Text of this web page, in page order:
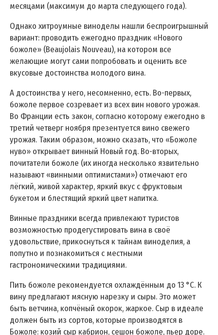
месяцами (максимум до марта следующего года).
Однако хитроумные виноделы нашли беспроигрышный
вариант: проводить ежегодно праздник «Нового
божоле» (Beaujolais Nouveau), на котором все
желающие могут сами попробовать и оценить все
вкусовые достоинства молодого вина.
А достоинства у него, несомненно, есть. Во-первых,
божоле первое созревает из всех вин нового урожая.
Во Франции есть закон, согласно которому ежегодно в
третий четверг ноября презентуется вино свежего
урожая. Таким образом, можно сказать, что «Божоле
нуво» открывает винный Новый год. Во-вторых,
почитатели божоле (их иногда несколько язвительно
называют «винными оптимистами») отмечают его
лёгкий, живой характер, яркий вкус с фруктовым
букетом и блестящий яркий цвет напитка.
Винные праздники всегда привлекают туристов
возможностью продегустировать вина в своё
удовольствие, прикоснуться к тайнам виноделия, а
попутно и познакомиться с местными
гастрономическими традициями.
Пить божоле рекомендуется охлаждённым до 13 °C. К
вину предлагают мясную нарезку и сыры. Это может
быть ветчина, копчёный окорок, жаркое. Сыр в идеале
должен быть из сортов, которые производятся в
Божоле: козий сыр кабрион, сешон божоле, пьер доре.